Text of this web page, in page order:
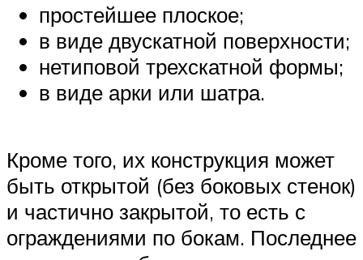
простейшее плоское;
в виде двускатной поверхности;
нетиповой трехскатной формы;
в виде арки или шатра.
Кроме того, их конструкция может
быть открытой (без боковых стенок)
и частично закрытой, то есть с
ограждениями по бокам. Последнее